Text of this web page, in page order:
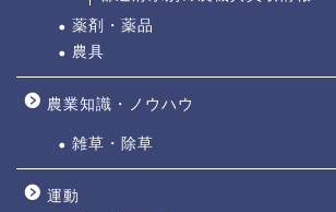
薬剤・薬品
農具
農業知識・ノウハウ
雑草・除草
運動